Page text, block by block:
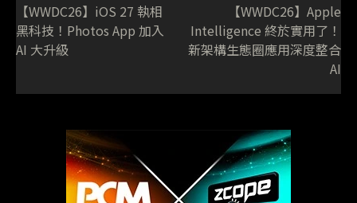
【WWDC26】iOS 27 執相
黑科技！Photos App 加入
AI 大升級
【WWDC26】Apple
Intelligence 終於實用了！
新架構生態圈應用深度整合
AI